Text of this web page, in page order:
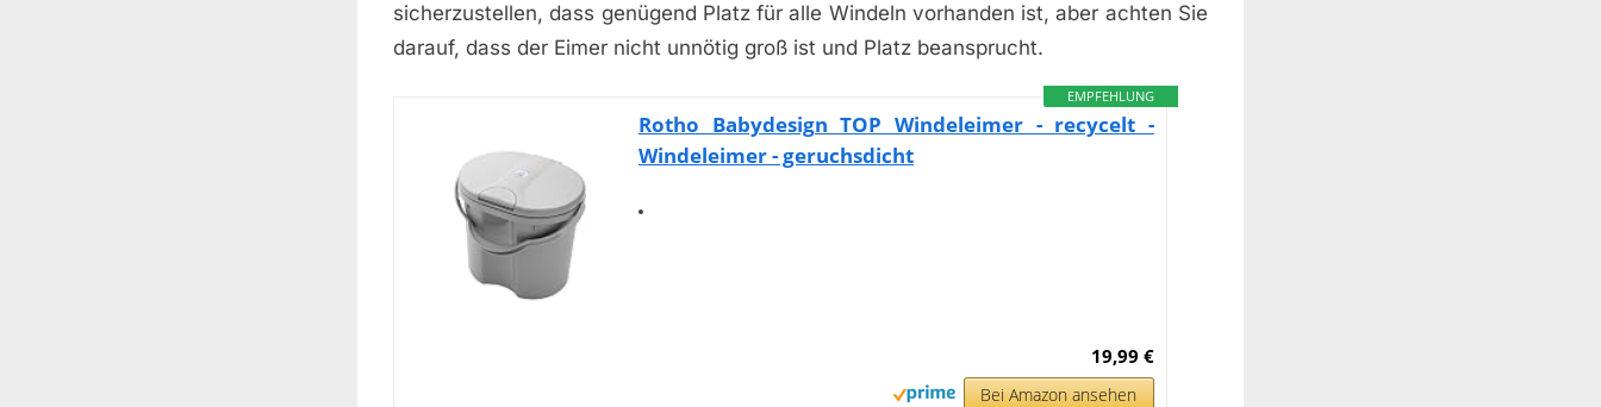
sicherzustellen, dass genügend Platz für alle Windeln vorhanden ist, aber achten Sie
darauf, dass der Eimer nicht unnötig groß ist und Platz beansprucht.
EMPFEHLUNG
Rotho Babydesign TOP Windeleimer - recycelt -
Windeleimer - geruchsdicht
19,99 €
Bei Amazon ansehen